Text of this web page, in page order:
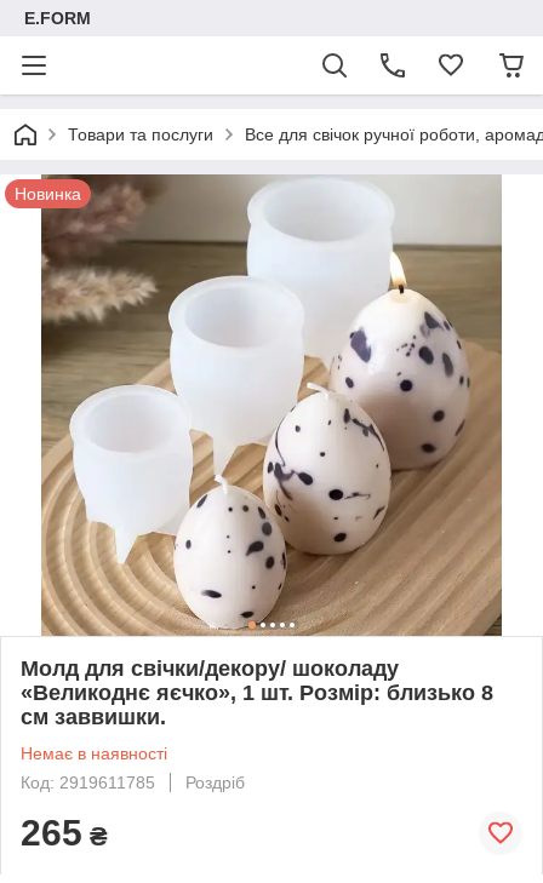
E.FORM
Товари та послуги Все для свічок ручної роботи,
Новинка
Молд для свічки/декору/ шоколаду
«Великоднє яєчко», 1 шт. Розмір: близько 8
см заввишки.
Немає в наявності
Код: 2919611785
Роздріб
265 ₴